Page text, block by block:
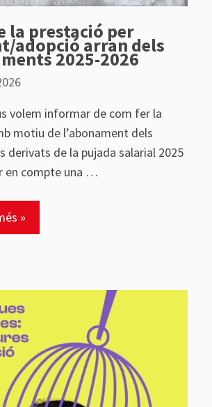
la prestació per
adopció arran dels
2025-2026
volem informar de com fer la
motiu de l’abonament dels
derivats de la pujada salarial 2025
en compte una …
»